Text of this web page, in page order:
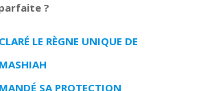
?
LE RÈGNE UNIQUE DE
SA PROTECTION